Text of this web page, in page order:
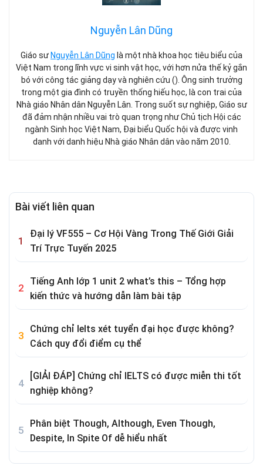
Nguyễn Lân Dũng
Giáo sư Nguyễn Lân Dũng là một nhà khoa học tiêu biểu của
Việt Nam trong lĩnh vực vi sinh vật học, với hơn nửa thế kỷ gắn
bó với công tác giảng dạy và nghiên cứu (). Ông sinh trưởng
trong một gia đình có truyền thống hiếu học, là con trai của
Nhà giáo Nhân dân Nguyễn Lân. Trong suốt sự nghiệp, Giáo sư
đã đảm nhận nhiều vai trò quan trọng như Chủ tịch Hội các
ngành Sinh học Việt Nam, Đại biểu Quốc hội và được vinh
danh với danh hiệu Nhà giáo Nhân dân vào năm 2010.
Bài viết liên quan
Đại lý VF555 – Cơ Hội Vàng Trong Thế Giới Giải
Trí Trực Tuyến 2025
Tiếng Anh lớp 1 unit 2 what’s this – Tổng hợp
kiến thức và hướng dẫn làm bài tập
Chứng chỉ Ielts xét tuyển đại học được không?
Cách quy đổi điểm cụ thể
[GIẢI ĐÁP] Chứng chỉ IELTS có được miễn thi tốt
nghiệp không?
Phân biệt Though, Although, Even Though,
Despite, In Spite Of dễ hiểu nhất